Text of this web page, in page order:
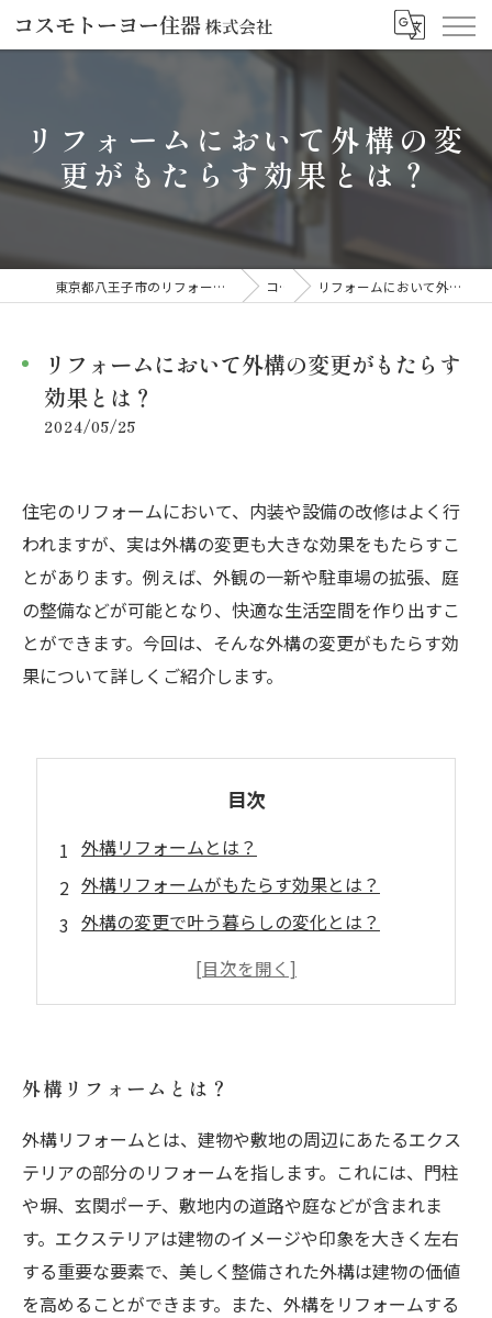
リフォームにおいて外構の変
更がもたらす効果とは？
東京都八王子市のリフォームならコスモトーヨー住器株式会社 コラム リフォームにおいて外構の変更がもたらす効果とは？
リフォームにおいて外構の変更がもたらす
効果とは？
2024/05/25
住宅のリフォームにおいて、内装や設備の改修はよく行
われますが、実は外構の変更も大きな効果をもたらすこ
とがあります。例えば、外観の一新や駐車場の拡張、庭
の整備などが可能となり、快適な生活空間を作り出すこ
とができます。今回は、そんな外構の変更がもたらす効
果について詳しくご紹介します。
目次
外構リフォームとは？
外構リフォームがもたらす効果とは？
外構の変更で叶う暮らしの変化とは？
外構リフォームのポイントとは？
外構リフォームとは？
外構リフォームとは、建物や敷地の周辺にあたるエクス
テリアの部分のリフォームを指します。これには、門柱
や塀、玄関ポーチ、敷地内の道路や庭などが含まれま
す。エクステリアは建物のイメージや印象を大きく左右
する重要な要素で、美しく整備された外構は建物の価値
を高めることができます。また、外構をリフォームする